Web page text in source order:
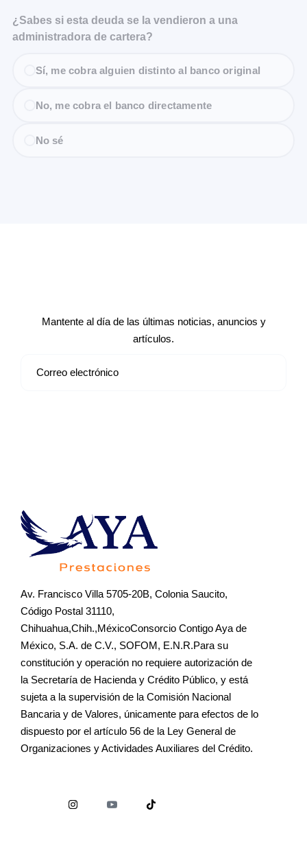
¿Sabes si esta deuda se la vendieron a una
administradora de cartera?
Sí, me cobra alguien distinto al banco original
No, me cobra el banco directamente
No sé
Mantente al día de las últimas noticias, anuncios y
artículos.
Av. Francisco Villa 5705-20B, Colonia Saucito,
Código Postal 31110,
Chihuahua,Chih.,MéxicoConsorcio Contigo Aya de
México, S.A. de C.V., SOFOM, E.N.R.Para su
constitución y operación no requiere autorización de
la Secretaría de Hacienda y Crédito Público, y está
sujeta a la supervisión de la Comisión Nacional
Bancaria y de Valores, únicamente para efectos de lo
dispuesto por el artículo 56 de la Ley General de
Organizaciones y Actividades Auxiliares del Crédito.